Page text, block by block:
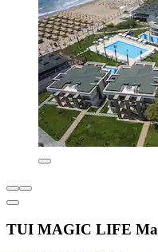
TUI MAGIC LIFE